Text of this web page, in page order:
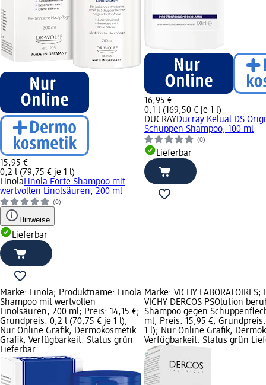
15,95 €
0,2 l (79,75 € je 1 l)
LinolaLinola Forte Shampoo mit
wertvollen Linolsäuren, 200 ml
(0)
Hinweise
Lieferbar
16,95 €
0,1 l (169,50 € je 1 l)
DUCRAYDucray Kelual DS
Schuppen Shampoo, 100 ml
(0)
Lieferbar
Marke: Linola; Produktname: Linola
Shampoo mit wertvollen
Linolsäuren, 200 ml; Preis: 14,15 €;
Grundpreis: 0,2 l (70,75 € je 1 l);
Nur Online Grafik, Dermokosmetik
Grafik; Verfügbarkeit: Status grün
Lieferbar
Marke: VICHY
VICHY DERCOS PSOlution
Shampoo gegen
ml; Preis: 15,95 €;
1 l); Nur Online Grafik,
Verfügbarkeit: Status grün